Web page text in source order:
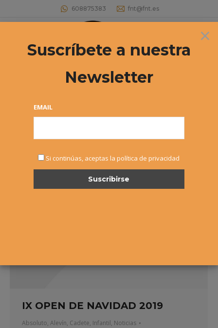
608875383 fnt@fnt.es
Buscar:
Archivos diarios:5 diciembre, 2019
IX OPEN DE NAVIDAD 2019
Absoluto, Alevín, Cadete, Infantil, Noticias
×
Suscríbete a nuestra
Newsletter
EMAIL
Si continúas, aceptas la política de privacidad